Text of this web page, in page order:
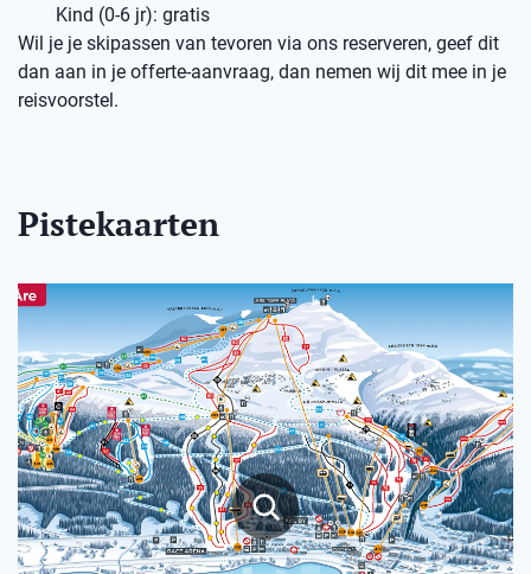
Kind (0-6 jr): gratis
Wil je je skipassen van tevoren via ons reserveren, geef dit
dan aan in je offerte-aanvraag, dan nemen wij dit mee in je
reisvoorstel.
Pistekaarten